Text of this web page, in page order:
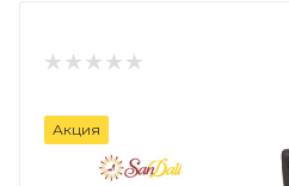
Акция